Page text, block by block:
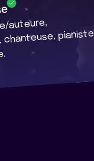
auteure,
pianiste